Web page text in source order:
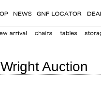
Wright Auction